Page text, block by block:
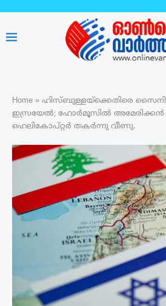
Home » ഹിസ്ബുള്ളയ്‌ക്കെതിരെ
ഇസ്രയേൽ; ഹോർമൂസിൽ
ഹെലികോപ്റ്റർ തകർന്നു വീണു.